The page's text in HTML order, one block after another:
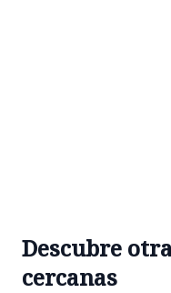
Descubre
cercanas